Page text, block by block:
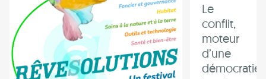
Le
conflit,
moteur
d’une
démocratie